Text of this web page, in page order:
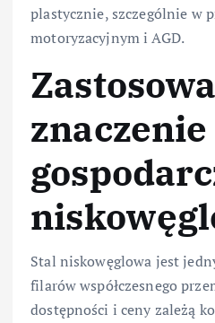
plastycznie, szczególnie w
motoryzacyjnym i AGD.
znaczenie
Stal niskowęglowa jest
filarów współczesnego
dostępności i ceny zależą